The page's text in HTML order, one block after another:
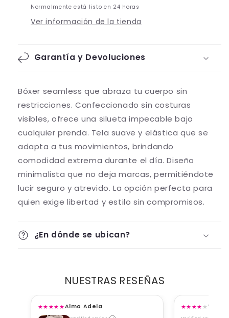
Normalmente está listo en 24 horas
Ver información de la tienda
Garantía y Devoluciones
Bóxer seamless que abraza tu cuerpo sin
restricciones. Confeccionado sin costuras
visibles, ofrece una silueta impecable bajo
cualquier prenda. Tela suave y elástica que se
adapta a tus movimientos, brindando
comodidad extrema durante el día. Diseño
minimalista que no deja marcas, permitiéndote
lucir seguro y atrevido. La opción perfecta para
quien exige libertad y estilo sin compromisos.
¿En dónde se ubican?
NUESTRAS RESEÑAS
★★★★★Alma Adela ★★★★★